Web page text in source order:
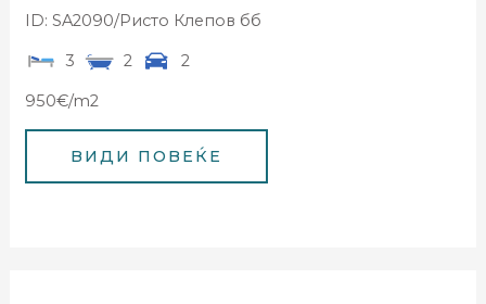
ID: SA2090/Ристо Клепов бб
3 2 2
950€/m2